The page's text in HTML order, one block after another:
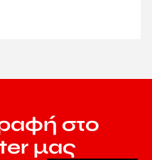
στο
μας